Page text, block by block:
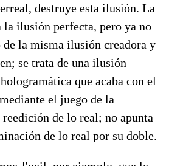
destruye esta ilusión. La
ilusión perfecta, pero ya no
de la misma ilusión creadora y
se trata de una ilusión
que acaba con el
el juego de la
de lo real; no apunta
de lo real por su doble.